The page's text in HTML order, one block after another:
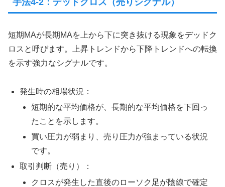
短期MAが長期MAを上から下に突き抜ける現象をデッドク
ロスと呼びます。上昇トレンドから下降トレンドへの転換
を示す強力なシグナルです。
発生時の相場状況：
短期的な平均価格が、長期的な平均価格を下回っ
たことを示します。
買い圧力が弱まり、売り圧力が強まっている状況
です。
取引判断（売り）：
クロスが発生した直後のローソク足が陰線で確定